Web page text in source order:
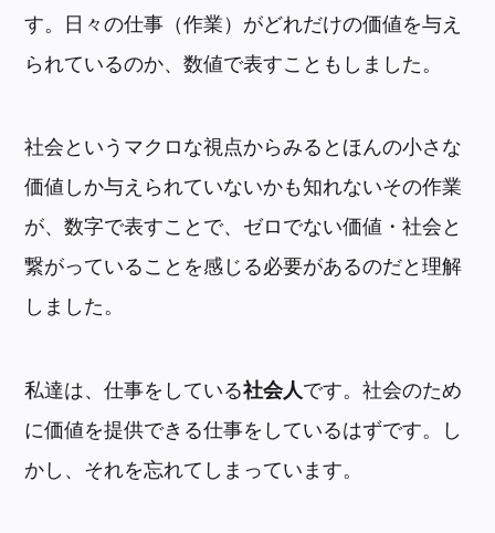
す。日々の仕事（作業）がどれだけの価値を与え
られているのか、数値で表すこともしました。
社会というマクロな視点からみるとほんの小さな
価値しか与えられていないかも知れないその作業
が、数字で表すことで、ゼロでない価値・社会と
繋がっていることを感じる必要があるのだと理解
しました。
私達は、仕事をしている社会人です。社会のため
に価値を提供できる仕事をしているはずです。し
かし、それを忘れてしまっています。